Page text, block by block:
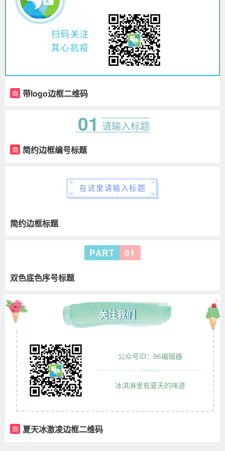
扫码关注
其心抗疫
商 带logo边框二维码
01 请输入标题
商 简约边框编号标题
在这里请输入标题
简约边框标题
PART 01
双色底色序号标题
关注我们
公众号ID：96编辑器
冰淇淋里有夏天的味道
商 夏天冰激凌边框二维码